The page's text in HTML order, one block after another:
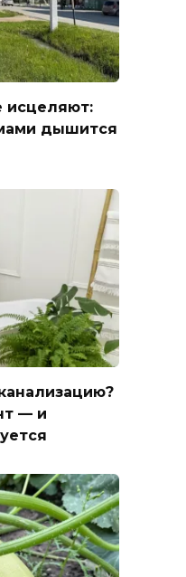
исцеляют:
дышится
— и